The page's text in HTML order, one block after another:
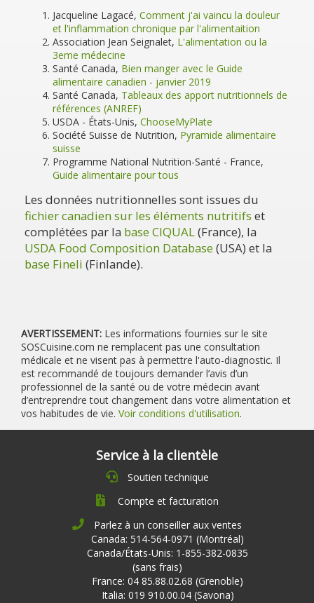
Jacqueline Lagacé, Comment j'ai vaincu la douleur
et l'inflammation chronique par l'alimentaition
Association Jean Seignalet, L'alimentation ou la
3eme médecine
Santé Canada, Bien manger avec le Guide
alimentaire canadien - janvier 2019
Santé Canada, Tableaux des apport nutritionnels de
références (ANREF)
USDA - États-Unis, ChooseMyPlate
Société Suisse de Nutrition, Pyramide alimentaire
suisse
Programme National Nutrition-Santé - France,
Guide alimentaire pour tous
Les données nutritionnelles sont issues du
fichier canadien sur les éléments nutritifs et
complétées par la base CIQUAL(France), la
USDA Food Composition Database(USA) et la
base Fineli (Finlande).
AVERTISSEMENT: Les informations fournies sur le site
SOSCuisine.com ne remplacent pas une consultation
médicale et ne visent pas à permettre l'auto-diagnostic. Il
est recommandé de toujours demander l’avis d’un
professionnel de la santé ou de votre médecin avant
d’entreprendre tout changement dans votre alimentation et
vos habitudes de vie. Voir conditions d'utilisation.
Service à la clientèle
Soutien technique
Compte et facturation
Parlez à un conseiller aux ventes
Canada: 514-564-0971 (Montréal)
Canada/États-Unis: 1-855-382-0835
(sans frais)
France: 04 85.88.02.68 (Grenoble)
Italia: 019 910.00.04 (Savona)